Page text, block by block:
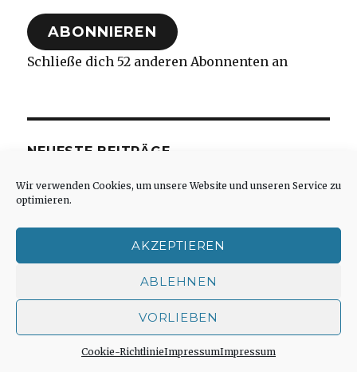
Wir verwenden Cookies, um unsere Website und unseren Service zu
optimieren.
AKZEPTIEREN
ABLEHNEN
VORLIEBEN
Cookie-RichtlinieImpressumImpressum
Adresse
ABONNIEREN
Schließe dich 52 anderen Abonnenten an
NEUESTE BEITRÄGE
Kontaktstudium im Sommersemester 2026
Universität Leipzig, Joachim Leberecht,
Herzogenrath 2026
Bonhoeffers Denken bleibt lebendig,
Rezension von Christoph Fleischer,
Bilanz der Aufarbeitung Martin Heideggers,